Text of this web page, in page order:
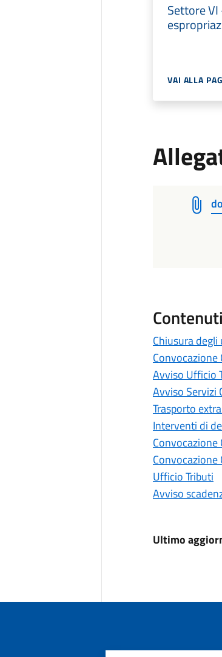
Settore
VAI ALLA
Chiusura
Convocazione
Avviso Ufficio
Avviso Servizi
Trasporto
Interventi di
Convocazione
Convocazione
Ufficio Tributi
Avviso
Ultimo